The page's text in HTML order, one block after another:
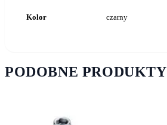
Kolor czarny
PODOBNE PRODUKTY